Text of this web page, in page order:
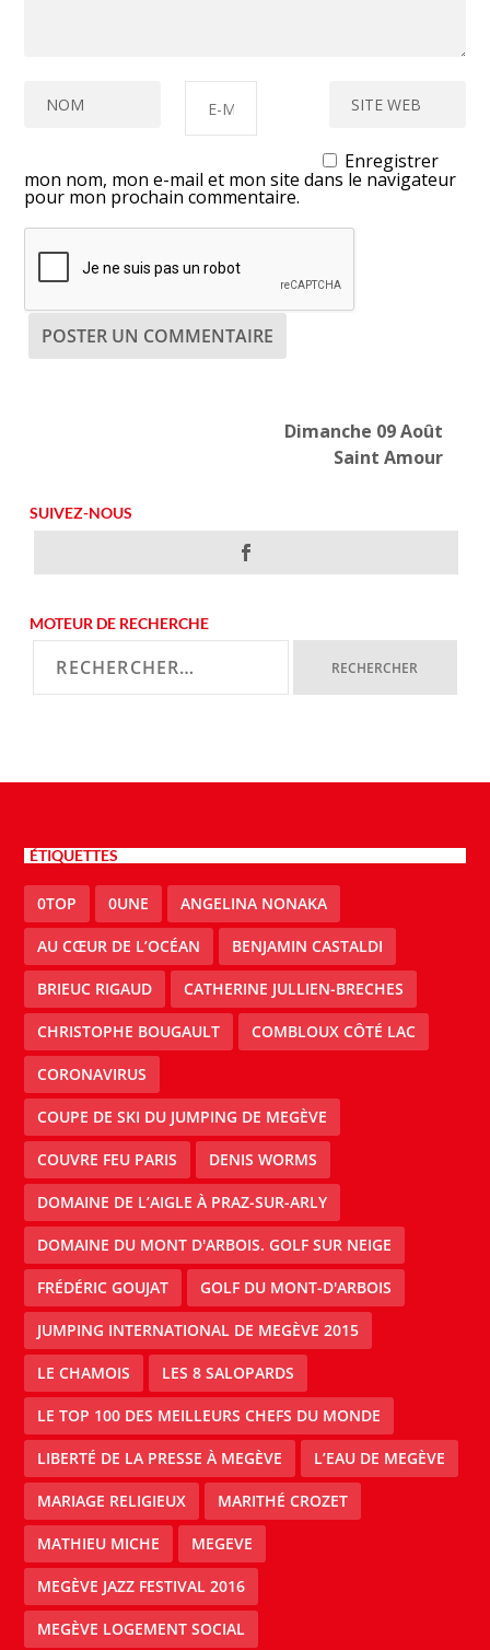
Enregistrer
mon nom, mon e-mail et mon site dans le navigateur
pour mon prochain commentaire.
Dimanche 09 Août
Saint Amour
SUIVEZ-NOUS
MOTEUR DE RECHERCHE
ÉTIQUETTES
0TOP 0UNE ANGELINA NONAKA
AU CŒUR DE L’OCÉAN BENJAMIN CASTALDI
BRIEUC RIGAUD CATHERINE JULLIEN-BRECHES
CHRISTOPHE BOUGAULT COMBLOUX CÔTÉ LAC
CORONAVIRUS
COUPE DE SKI DU JUMPING DE MEGÈVE
COUVRE FEU PARIS DENIS WORMS
DOMAINE DE L’AIGLE À PRAZ-SUR-ARLY
DOMAINE DU MONT D'ARBOIS. GOLF SUR NEIGE
FRÉDÉRIC GOUJAT GOLF DU MONT-D'ARBOIS
JUMPING INTERNATIONAL DE MEGÈVE 2015
LE CHAMOIS LES 8 SALOPARDS
LE TOP 100 DES MEILLEURS CHEFS DU MONDE
LIBERTÉ DE LA PRESSE À MEGÈVE L’EAU DE MEGÈVE
MARIAGE RELIGIEUX MARITHÉ CROZET
MATHIEU MICHE MEGEVE
MEGÈVE JAZZ FESTIVAL 2016
MEGÈVE LOGEMENT SOCIAL